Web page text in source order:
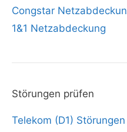
Congstar
1&1 Netzabdeckung
Störungen prüfen
Telekom (D1) Störungen